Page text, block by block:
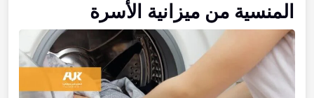
المنسية من ميزانية الأسرة